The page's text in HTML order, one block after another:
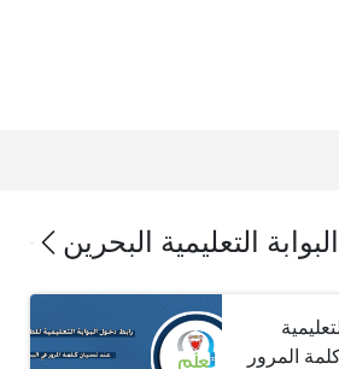
البوابة التعليمية البحرين
المرور